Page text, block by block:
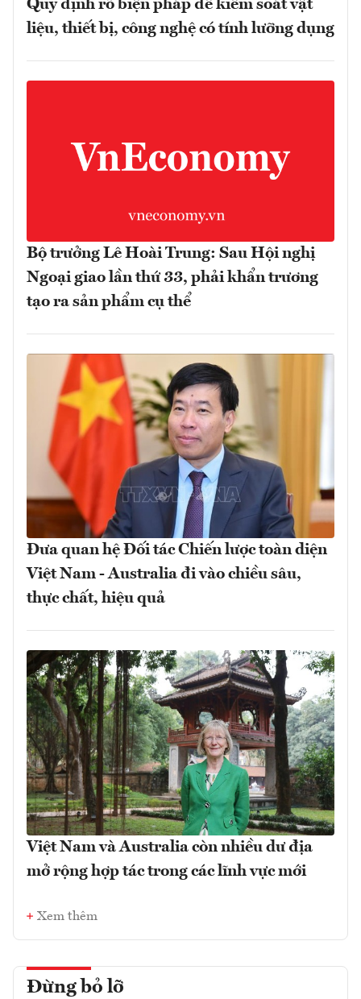
Quy định rõ biện pháp để kiểm soát vật
liệu, thiết bị, công nghệ có tính lưỡng dụng
Bộ trưởng Lê Hoài Trung: Sau Hội nghị
Ngoại giao lần thứ 33, phải khẩn trương
tạo ra sản phẩm cụ thể
Đưa quan hệ Đối tác Chiến lược toàn diện
Việt Nam - Australia đi vào chiều sâu,
thực chất, hiệu quả
Việt Nam và Australia còn nhiều dư địa
mở rộng hợp tác trong các lĩnh vực mới
Xem thêm
Đừng bỏ lỡ